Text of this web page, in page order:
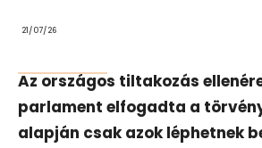
21/07/26
Az országos tiltakozás
parlament elfogadta a
alapján csak azok léphetnek